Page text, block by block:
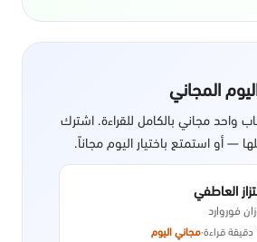
المجاني
واحد مجاني بالكامل للقراءة. اشترك
— أو استمتع باختيار اليوم مجاناً.
العاطفي
فوروارد
·مجاني اليوم